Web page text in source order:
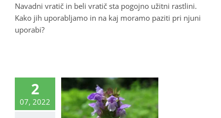
Navadni vratič in beli vratič sta pogojno užitni rastlini.
Kako jih uporabljamo in na kaj moramo paziti pri njuni
uporabi?
2
07, 2022